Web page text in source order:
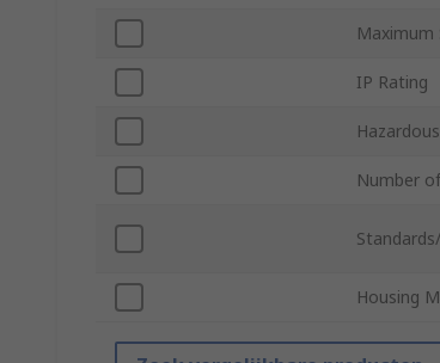
Maximum
IP Rating
Number
Housing